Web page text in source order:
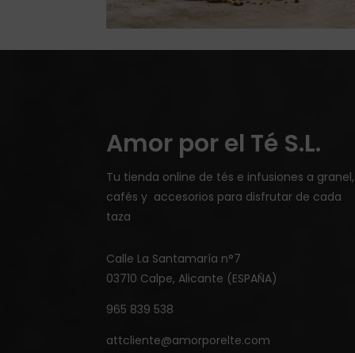
Amor por el Té S.L.
Tu tienda online de tés e infusiones a granel,
cafés y accesorios para disfrutar de cada
taza
Calle La Santamaría n°7
03710 Calpe, Alicante (ESPAÑA)
965 839 538
attcliente@amorporelte.com